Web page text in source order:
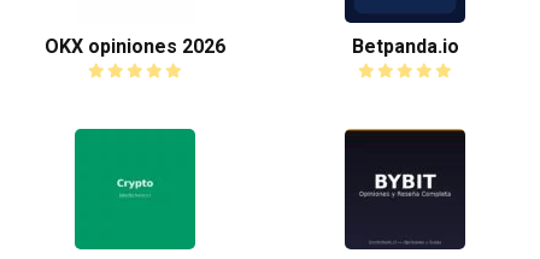
OKX opiniones 2026 Betpanda.io